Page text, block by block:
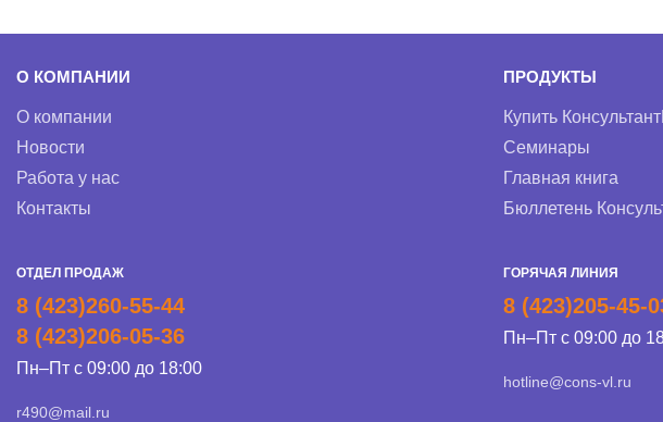
О КОМПАНИИ
О компании
Новости
Работа у нас
Контакты
ПРОДУКТЫ
Купить
Семинары
Главная книга
Бюллетень
ОТДЕЛ ПРОДАЖ
8 (423)260-55-44
8 (423)206-05-36
Пн–Пт с 09:00 до 18:00
r490@mail.ru
ГОРЯЧАЯ ЛИНИЯ
8 (423)205-45-
Пн–Пт с 09:00 до
hotline@cons-vl.ru